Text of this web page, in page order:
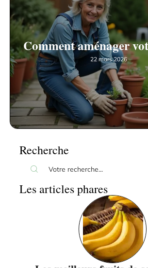
Comment aménager
22 mars 2026
Recherche
Les articles phares